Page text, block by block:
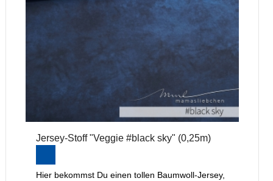
Jersey-Stoff "Veggie #black sky" (0,25m)
Hier bekommst Du einen tollen Baumwoll-Jersey,